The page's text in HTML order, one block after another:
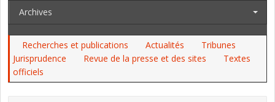
Archives
Recherches et publications Actualités
Tribunes
Jurisprudence
Revue de la presse et des sites
Textes
officiels